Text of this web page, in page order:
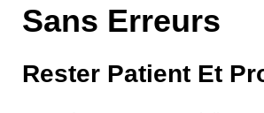
Sans Erreurs
Rester Patient Et